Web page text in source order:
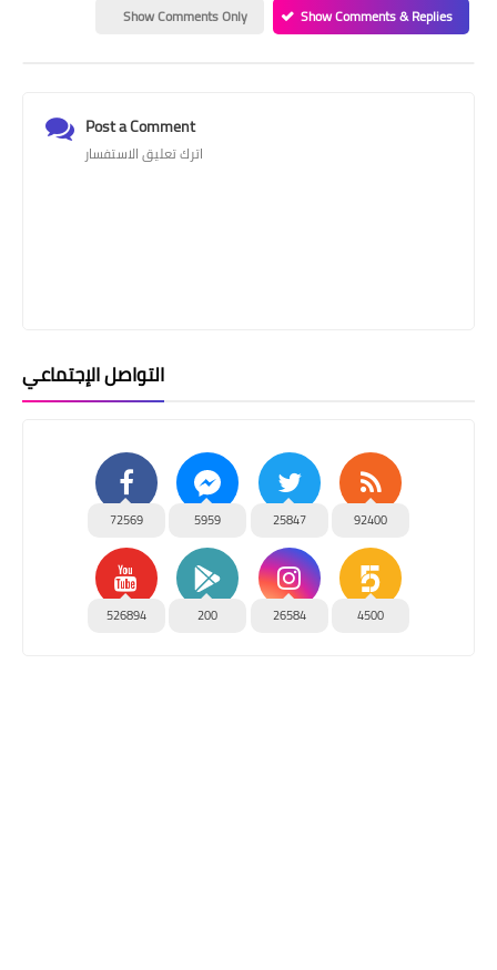
Show Comments Only
Show Comments & Replies
Post a Comment
اترك تعليق الاستفسار
التواصل الإجتماعي
72569 5959 25847 92400
526894 200 26584 4500